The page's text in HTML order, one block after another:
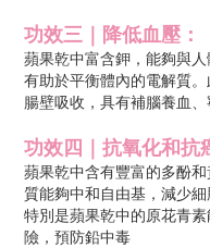
功效三｜降低血壓：
蘋果乾中富含鉀，能夠與
有助於平衡體內的電解質
腸壁吸收，具有補腦養血
功效四｜抗氧化和抗
蘋果乾中含有豐富的多酚
質能夠中和自由基，減少
特別是蘋果乾中的原花青
險，預防鉛中毒